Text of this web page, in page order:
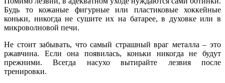
Будь то кожаные фигурные или пластиковые хоккейные
коньки, никогда не сушите их на батарее, в духовке или в
микроволновой печи.
Не стоит забывать, что самый страшный враг металла – это
ржавчина. Если она появилась, коньки никогда не будут
прежними. Всегда насухо вытирайте лезвия после
тренировки.